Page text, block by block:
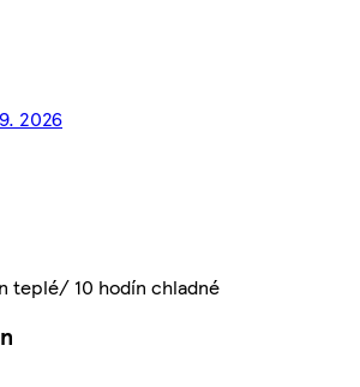
2026
teplé/ 10 hodín chladné